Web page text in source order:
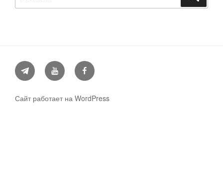
TelegramYouTube Facebook
Сайт работает на WordPress